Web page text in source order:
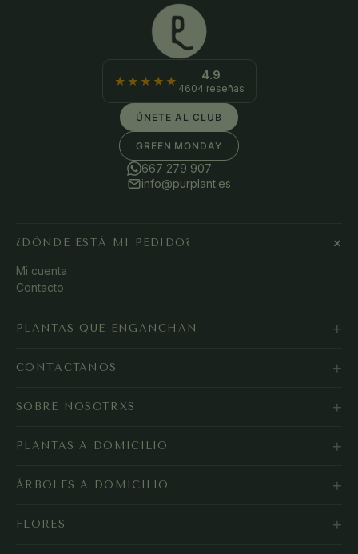
★★★★★ 4.9
4604 reseñas
ÚNETE AL CLUB
GREEN MONDAY
667 279 907
info@purplant.es
¿DÓNDE ESTÁ MI PEDIDO? +
Mi cuenta
Contacto
PLANTAS QUE ENGANCHAN +
CONTÁCTANOS +
SOBRE NOSOTRXS +
PLANTAS A DOMICILIO +
ÁRBOLES A DOMICILIO +
FLORES +